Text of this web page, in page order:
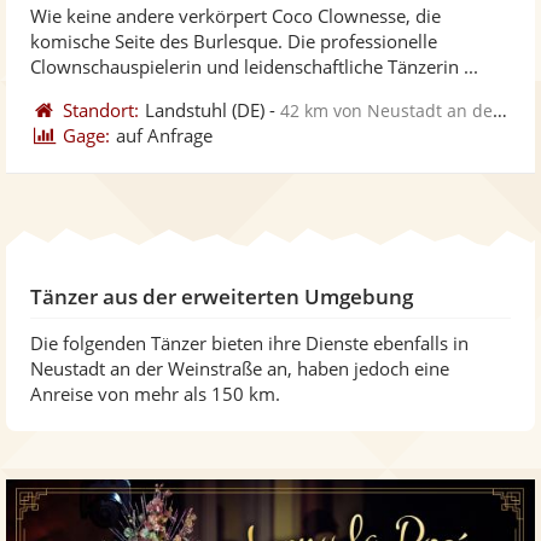
Wie keine andere verkörpert Coco Clownesse, die
komische Seite des Burlesque. Die professionelle
Clownschauspielerin und leidenschaftliche Tänzerin ...
Standort: Landstuhl (DE) -42 km von Neustadt an der Weinstraße
Gage: auf Anfrage
Tänzer aus der erweiterten Umgebung
Die folgenden Tänzer bieten ihre Dienste ebenfalls in
Neustadt an der Weinstraße an, haben jedoch eine
Anreise von mehr als 150 km.